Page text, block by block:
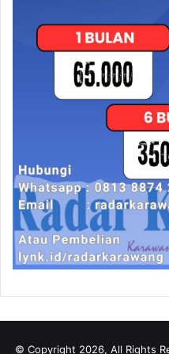
© Copyright 2026, All Rights